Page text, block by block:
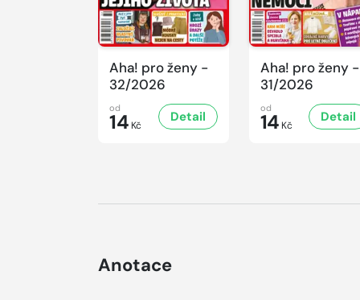
Aha! pro ženy -
32/2026
od
14 Kč
Detail
Aha! pro ženy -
31/2026
od
14 Kč
Detail
Anotace